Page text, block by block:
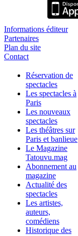
Informations éditeur
Partenaires
Plan du site
Contact
Réservation de
spectacles
Les spectacles à
Paris
Les nouveaux
spectacles
Les théâtres sur
Paris et banlieue
Le Magazine
Tatouvu.mag
Abonnement au
magazine
Actualité des
spectacles
Les artistes,
auteurs,
comédiens
Historique des